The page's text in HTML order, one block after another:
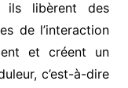
ils libèrent des
de l’interaction
et créent un
c’est-à-dire